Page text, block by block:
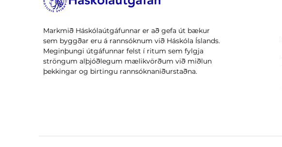
Markmið Háskólaútgáfunnar er að gefa út bækur
sem byggðar eru á rannsóknum við Háskóla Íslands.
Meginþungi útgáfunnar felst í ritum sem fylgja
ströngum alþjóðlegum mælikvörðum við miðlun
þekkingar og birtingu rannsóknaniðurstaðna.